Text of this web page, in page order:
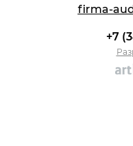
firma-
+7